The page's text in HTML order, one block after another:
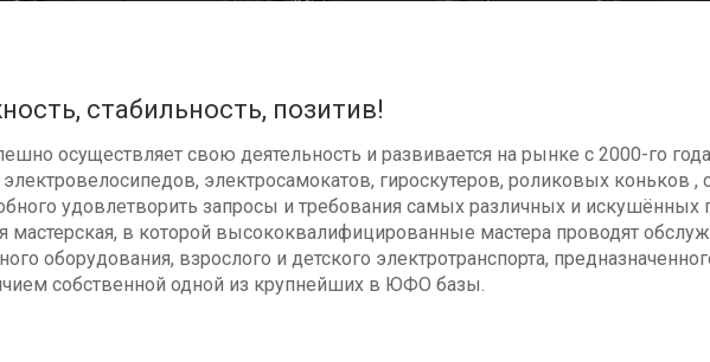
стабильность, позитив!
осуществляет свою деятельность и развивается на рынке с 2000-го
электросамокатов, гироскутеров, роликовых коньков ,
удовлетворить запросы и требования самых различных и искушённых
мастерская, в которой высококвалифицированные мастера проводят
оборудования, взрослого и детского электротранспорта,
собственной одной из крупнейших в ЮФО базы.